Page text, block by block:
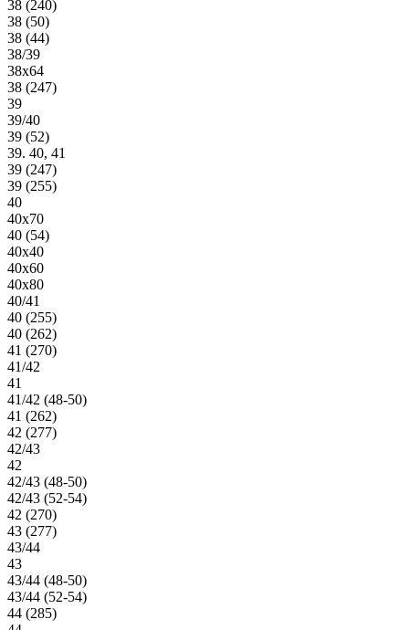
38 (240)
38 (50)
38 (44)
38/39
38х64
38 (247)
39
39/40
39 (52)
39. 40, 41
39 (247)
39 (255)
40
40х70
40 (54)
40х40
40х60
40х80
40/41
40 (255)
40 (262)
41 (270)
41/42
41
41/42 (48-50)
41 (262)
42 (277)
42/43
42
42/43 (48-50)
42/43 (52-54)
42 (270)
43 (277)
43/44
43
43/44 (48-50)
43/44 (52-54)
44 (285)